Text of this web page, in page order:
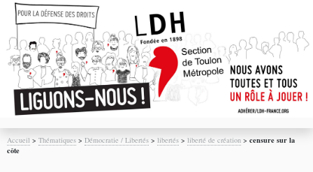
Accueil >Thématiques >Démocratie / Libertés >libertés >liberté de création >censure sur la
côte